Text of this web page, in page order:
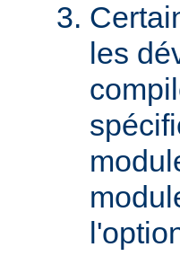
les